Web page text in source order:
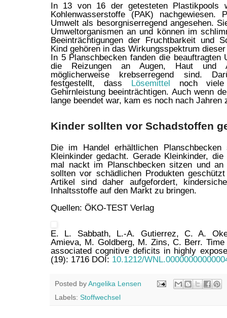
In 13 von 16 der getesteten Plastikpools
Kohlenwasserstoffe (PAK) nachgewiesen.
Umwelt als besorgniserregend angesehen.
Umweltorganismen an und können im
Beeinträchtigungen der Fruchtbarkeit und
Kind gehören in das Wirkungsspektrum
In 5 Planschbecken fanden die beauftragten
die Reizungen an Augen, Haut und
möglicherweise krebserregend sind.
festgestellt, dass Lösemittel noch viele
Gehirnleistung beeinträchtigen. Auch wenn
lange beendet war, kam es noch nach Jahren
Kinder sollten vor Schadstoffen
Die im Handel erhältlichen
Kleinkinder gedacht. Gerade Kleinkinder,
mal nackt im Planschbecken sitzen und an
sollten vor schädlichen Produkten
Artikel sind daher aufgefordert,
Inhaltsstoffe auf den Markt zu bringen.
Quellen: ÖKO-TEST Verlag
E. L. Sabbath, L.-A. Gutierrez, C. A.
Amieva, M. Goldberg, M. Zins, C. Berr.
associated cognitive deficits in highly
(19): 1716 DOI: 10.1212/
Posted byAngelika Lensen
Labels: Stoffwechsel